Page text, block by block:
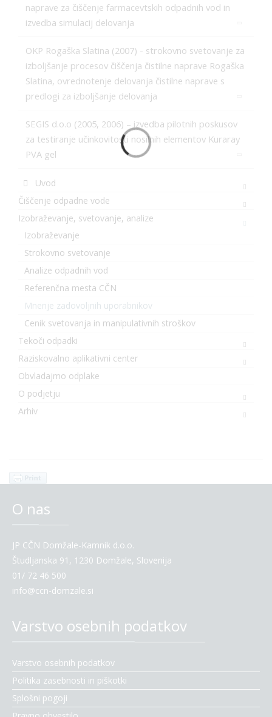
naprave za čiščenje farmacevtskih odpadnih vod in
izvedba simulacij delovanja
OKP Rogaška Slatina (2007) - strokovno svetovanje za
izboljšanje procesov čiščenja čistilne naprave Rogaška
Slatina, ovrednotenje delovanja čistilne naprave s
predlogi za izboljšanje delovanja
SEGIS d.o.o (2005, 2006) – izvedba pilotnih poskusov
za testiranje učinkovitosti nosilnih elementov Kuraray
PVA gel
Uvod
Čiščenje odpadne vode
Izobraževanje, svetovanje, analize
Izobraževanje
Strokovno svetovanje
Analize odpadnih vod
Referenčna mesta CČN
Mnenje zadovoljnih uporabnikov
Cenik svetovanja in manipulativnih stroškov
Tekoči odpadki
Raziskovalno aplikativni center
Obvladajmo odplake
O podjetju
Arhiv
O nas
JP CČN Domžale-Kamnik d.o.o.
Študljanska 91, 1230 Domžale, Slovenija
01/ 72 46 500
info@ccn-domzale.si
Varstvo osebnih podatkov
Varstvo osebnih podatkov
Politika zasebnosti in piškotki
Splošni pogoji